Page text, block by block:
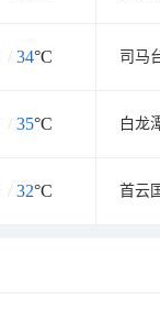
/ 34°C 司马
/ 35°C 白龙
/ 32°C 首云